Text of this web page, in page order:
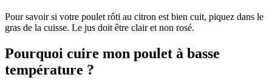
Pour savoir si votre poulet rôti au citron est bien cuit, piquez dans le
gras de la cuisse. Le jus doit être clair et non rosé.
Pourquoi cuire mon poulet à basse
température ?